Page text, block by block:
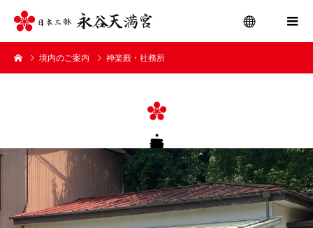
境内のご案内 神楽殿・社務所